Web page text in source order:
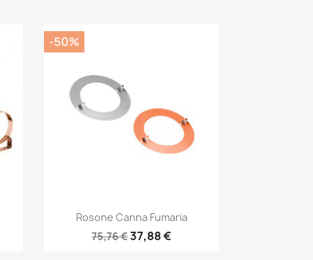
Anteprima
Rosone Canna Fumaria
75,76 €37,88 €
-50%